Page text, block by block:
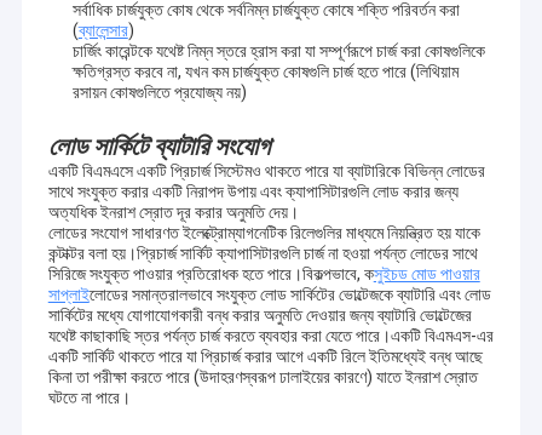
সর্বাধিক চার্জযুক্ত কোষ থেকে সর্বনিম্ন চার্জযুক্ত কোষে শক্তি পরিবর্তন করা
(ব্যালেন্সার)
চার্জিং কারেন্টকে যথেষ্ট নিম্ন স্তরে হ্রাস করা যা সম্পূর্ণরূপে চার্জ করা কোষগুলিকে
ক্ষতিগ্রস্ত করবে না, যখন কম চার্জযুক্ত কোষগুলি চার্জ হতে পারে (লিথিয়াম
রসায়ন কোষগুলিতে প্রযোজ্য নয়)
লোড সার্কিটে ব্যাটারি সংযোগ
একটি বিএমএসে একটি প্রিচার্জ সিস্টেমও থাকতে পারে যা ব্যাটারিকে বিভিন্ন লোডের
সাথে সংযুক্ত করার একটি নিরাপদ উপায় এবং ক্যাপাসিটারগুলি লোড করার জন্য
অত্যধিক ইনরাশ স্রোত দূর করার অনুমতি দেয়।
লোডের সংযোগ সাধারণত ইলেক্ট্রোম্যাগনেটিক রিলেগুলির মাধ্যমে নিয়ন্ত্রিত হয় যাকে
কন্টাক্টর বলা হয়।প্রিচার্জ সার্কিট ক্যাপাসিটারগুলি চার্জ না হওয়া পর্যন্ত লোডের সাথে
সিরিজে সংযুক্ত পাওয়ার প্রতিরোধক হতে পারে।বিকল্পভাবে, কসুইচড মোড পাওয়ার
সাপ্লাইলোডের সমান্তরালভাবে সংযুক্ত লোড সার্কিটের ভোল্টেজকে ব্যাটারি এবং লোড
সার্কিটের মধ্যে যোগাযোগকারী বন্ধ করার অনুমতি দেওয়ার জন্য ব্যাটারি ভোল্টেজের
যথেষ্ট কাছাকাছি স্তর পর্যন্ত চার্জ করতে ব্যবহার করা যেতে পারে।একটি বিএমএস-এর
একটি সার্কিট থাকতে পারে যা প্রিচার্জ করার আগে একটি রিলে ইতিমধ্যেই বন্ধ আছে
কিনা তা পরীক্ষা করতে পারে (উদাহরণস্বরূপ ঢালাইয়ের কারণে) যাতে ইনরাশ স্রোত
ঘটতে না পারে।